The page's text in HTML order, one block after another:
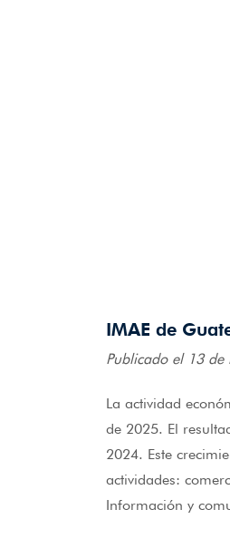
IMAE de
Publicado el 13
La actividad
de 2025. El
2024. Este
actividades:
Información y